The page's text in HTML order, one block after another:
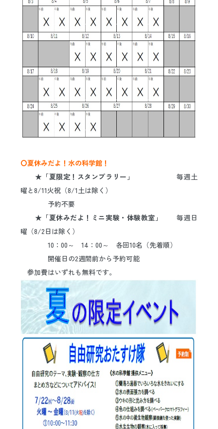
〇夏休みだよ！水の科学館！
★「夏限定！スタンプラリー」
毎週土
曜と8/11火祝（8/1土は除く）
予約不要
★「夏休みだよ！ミニ実験・体験教室」
毎週日
曜（8/2日は除く）
10：00～ 14：00～ 各回10名（先着順）
開催日の2週間前から予約可能
参加費はいずれも無料です。